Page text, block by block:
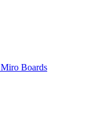
Miro Boards